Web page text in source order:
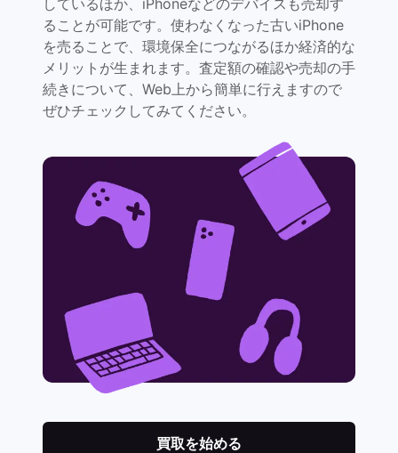
ることが可能です。使わなくなった古いiPhone
を売ることで、環境保全につながるほか経済的な
メリットが生まれます。査定額の確認や売却の手
続きについて、Web上から簡単に行えますので
ぜひチェックしてみてください。
買取を始める